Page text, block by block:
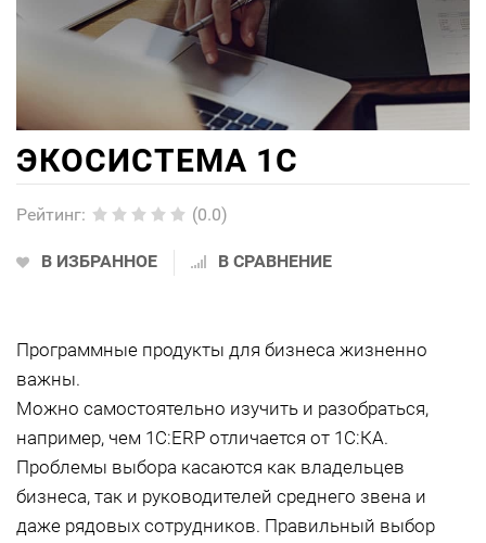
ЭКОСИСТЕМА 1С
Рейтинг: (0.0)
В ИЗБРАННОЕ В СРАВНЕНИЕ
Программные продукты для бизнеса жизненно
важны.
Можно самостоятельно изучить и разобраться,
например, чем 1С:ERP отличается от 1С:КА.
Проблемы выбора касаются как владельцев
бизнеса, так и руководителей среднего звена и
даже рядовых сотрудников. Правильный выбор